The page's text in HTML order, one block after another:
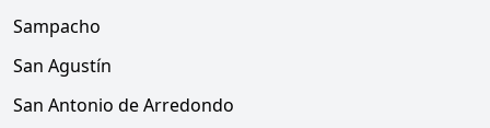
Sampacho
San Agustín
San Antonio de Arredondo